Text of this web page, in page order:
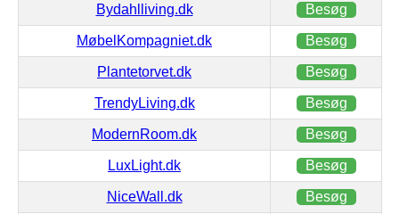
Bydahlliving.dk Besøg
MøbelKompagniet.dk Besøg
Plantetorvet.dk Besøg
TrendyLiving.dk Besøg
ModernRoom.dk Besøg
LuxLight.dk Besøg
NiceWall.dk Besøg